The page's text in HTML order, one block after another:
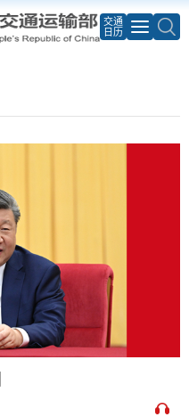
交通
日历